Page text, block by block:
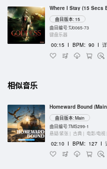
Where I Stay (15 Secs
曲目版本: 15
曲目编号:TJ0065-73
键盘乐器
00:15 I BPM：90 I
相似音乐
Homeward Bound
曲目版本: Main
曲目编号:TMS299-1
悬疑/紧张 | 古典 | 电影/电视 |
02:10 I BPM：127 I